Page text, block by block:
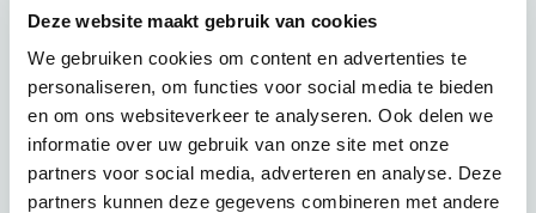
Deze website maakt gebruik van cookies
We gebruiken cookies om content en advertenties te
personaliseren, om functies voor social media te bieden
en om ons websiteverkeer te analyseren. Ook delen we
informatie over uw gebruik van onze site met onze
partners voor social media, adverteren en analyse. Deze
partners kunnen deze gegevens combineren met andere
Schuldhulpverleners
Fase 2
Wgs
Overige (private)
schuldhulpverleners